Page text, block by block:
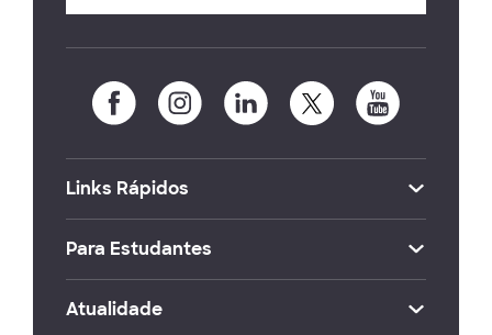
Links Rápidos
Para Estudantes
Atualidade